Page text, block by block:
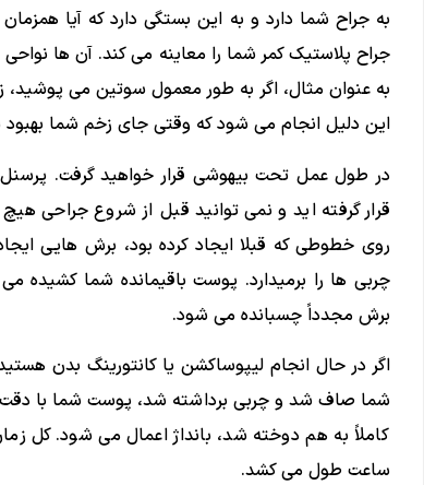
به جراح شما دارد و به این بستگی دارد که آیا
جراح پلاستیک کمر شما را معاینه می کند. آن ها
به عنوان مثال، اگر به طور معمول سوتین می
این دلیل انجام می شود که وقتی جای زخم شما
در طول عمل تحت بیهوشی قرار خواهید گرفت.
قرار گرفته اید و نمی توانید قبل از شروع جراحی
روی خطوطی که قبلا ایجاد کرده بود، برش هایی
چربی ها را برمیدارد. پوست باقیمانده شما
برش مجدداً چسبانده می شود.
اگر در حال انجام لیپوساکشن یا کانتورینگ بدن
شما صاف شد و چربی برداشته شد، پوست شما با
ساعت طول می کشد.